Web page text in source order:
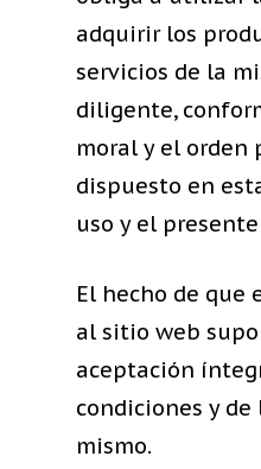
adquirir los
servicios de la
diligente,
moral y el orden
dispuesto en
uso y el
El hecho de que
al sitio web
aceptación
condiciones y
mismo.